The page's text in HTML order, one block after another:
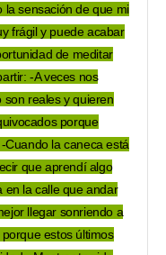
la sensación de que mi
frágil y puede acabar
de meditar
-A veces nos
reales y quieren
porque
Cuando la caneca está
que aprendí algo
en la calle que andar
llegar sonriendo a
estos últimos